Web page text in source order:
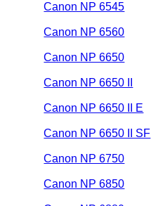
Canon NP 6545
Canon NP 6560
Canon NP 6650
Canon NP 6650 II
Canon NP 6650 II E
Canon NP 6650 II SF
Canon NP 6750
Canon NP 6850